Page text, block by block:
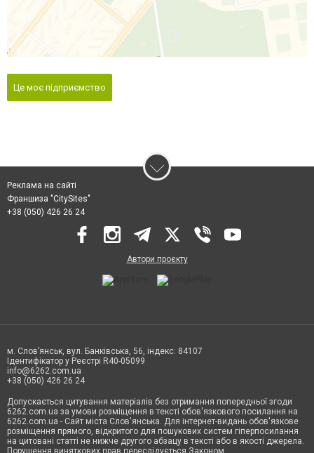
Це моє підприємство
Реклама на сайті
Франшиза "CitySites"
+38 (050) 426 26 24
Автори проєкту
м. Слов’янськ, вул. Банківська, 56, індекс: 84107
Ідентифікатор у Реєстрі R40-05099
info@6262.com.ua
+38 (050) 426 26 24
Допускається цитування матеріалів без отримання попередньої згоди
6262.com.ua за умови розміщення в тексті обов'язкового посилання на
6262.com.ua - Сайт міста Слов'янська. Для інтернет-видань обов'язкове
розміщення прямого, відкритого для пошукових систем гіперпосилання
на цитовані статті не нижче другого абзацу в тексті або в якості джерела.
Порушення виняткових прав переслідується Законом.